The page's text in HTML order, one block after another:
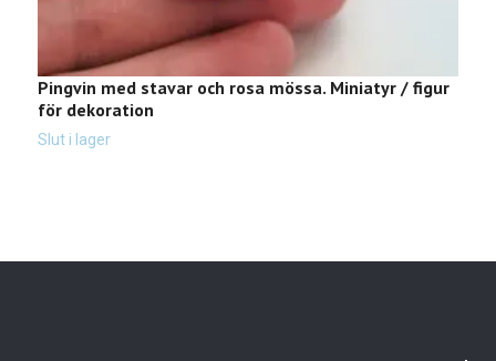
Pingvin med stavar och rosa mössa. Miniatyr / figur
för dekoration
Slut i lager